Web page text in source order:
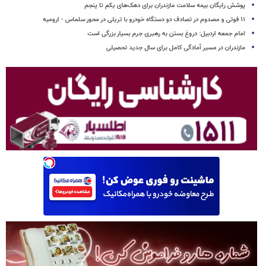
پوشش رایگان بیمه سلامت مازندران برای دهک‌های یکم تا پنجم
۱۱ فوتی و مصدوم در تصادف دو دستگاه خودرو با تریلی در محور سلماس - ارومیه
امام جمعه اردبیل: دروغ بستن به رهبری جرم بسیار بزرگی است
مازندران در مسیر آمادگی کامل برای سال جدید تحصیلی